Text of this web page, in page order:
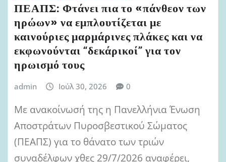
ΠΕΑΠΣ: Φτάνει πια το «πάνθεον των
ηρώων» να εμπλουτίζεται με
καινούριες μαρμάρινες πλάκες και να
εκφωνούνται “δεκάρικοί” για τον
ηρωισμό τους
admin Ιούλ 30, 2026 0
Με ανακοίνωσή της η Πανελλήνια Ένωση
Αποστράτων Πυροσβεστικού Σώματος
(ΠΕΑΠΣ) για το θάνατο των τριών
συναδέλφων χθες 29/7/2026 αναφέρει,